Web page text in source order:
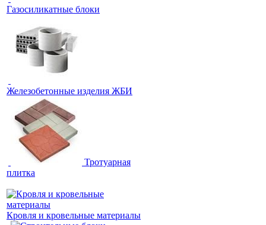
Газосиликатные блоки
Железобетонные изделия ЖБИ
Тротуарная
плитка
Кровля и кровельные материалы